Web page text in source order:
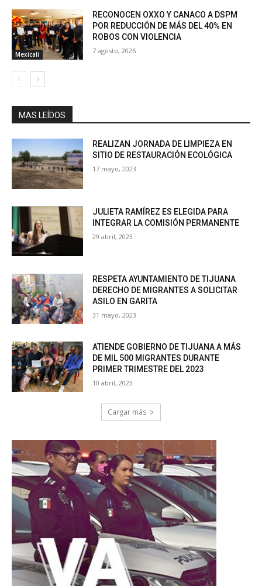
Mexicali
RECONOCEN OXXO Y CANACO A DSPM
POR REDUCCIÓN DE MÁS DEL 40% EN
ROBOS CON VIOLENCIA
7 agosto, 2026
MAS LEÍDOS
REALIZAN JORNADA DE LIMPIEZA EN
SITIO DE RESTAURACIÓN ECOLÓGICA
17 mayo, 2023
JULIETA RAMÍREZ ES ELEGIDA PARA
INTEGRAR LA COMISIÓN PERMANENTE
29 abril, 2023
RESPETA AYUNTAMIENTO DE TIJUANA
DERECHO DE MIGRANTES A SOLICITAR
ASILO EN GARITA
31 mayo, 2023
ATIENDE GOBIERNO DE TIJUANA A MÁS
DE MIL 500 MIGRANTES DURANTE
PRIMER TRIMESTRE DEL 2023
10 abril, 2023
Cargar más